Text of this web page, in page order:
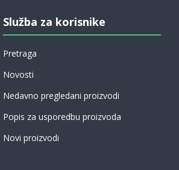
Služba za korisnike
Pretraga
Novosti
Nedavno pregledani proizvodi
Popis za usporedbu proizvoda
Novi proizvodi